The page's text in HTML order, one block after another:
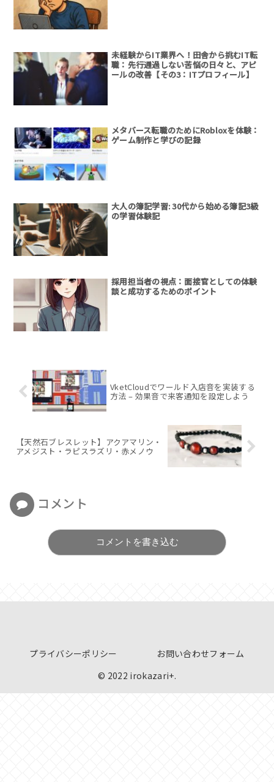
未経験からIT業界へ！田舎から挑むIT転
職：先行通過しない苦悩の日々と、アピ
ールの改善【その3：ITプロフィール】
メタバース転職のためにRobloxを体験：
ゲーム制作と学びの記録
大人の簿記学習: 30代から始める簿記3級
の学習体験記
採用担当者の視点：面接官としての体験
談と成功するためのポイント
VketCloudでワールド入店音を実装する
方法 – 効果音で来客通知を設定しよう
【天然石ブレスレット】アクアマリン・
アメジスト・ラピスラズリ・赤メノウ
コメント
コメントを書き込む
プライバシーポリシー
お問い合わせフォーム
© 2022 irokazari+.